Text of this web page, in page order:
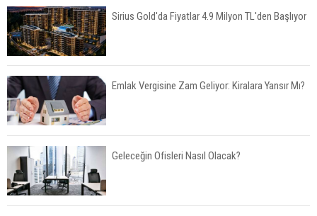
Sirius Gold'da Fiyatlar 4.9 Milyon TL'den Başlıyor
Emlak Vergisine Zam Geliyor: Kiralara Yansır Mı?
Geleceğin Ofisleri Nasıl Olacak?